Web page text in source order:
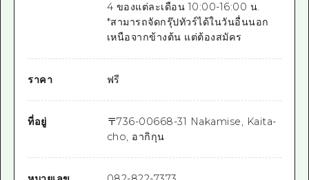
4 ของแต่ละเดือน 10:00-16:00 น.
*สามารถจัดกรุ๊ปทัวร์ได้ในวันอื่นนอก
เหนือจากข้างต้น แต่ต้องสมัคร
ราคา ฟรี
ที่อยู่ 〒736-00668-31 Nakamise, Kaita-
cho, อากิกุน